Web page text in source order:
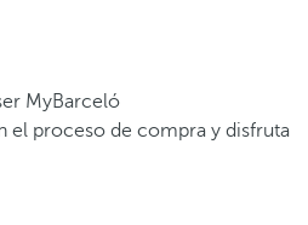
MyBarceló
el proceso de compra y disfruta